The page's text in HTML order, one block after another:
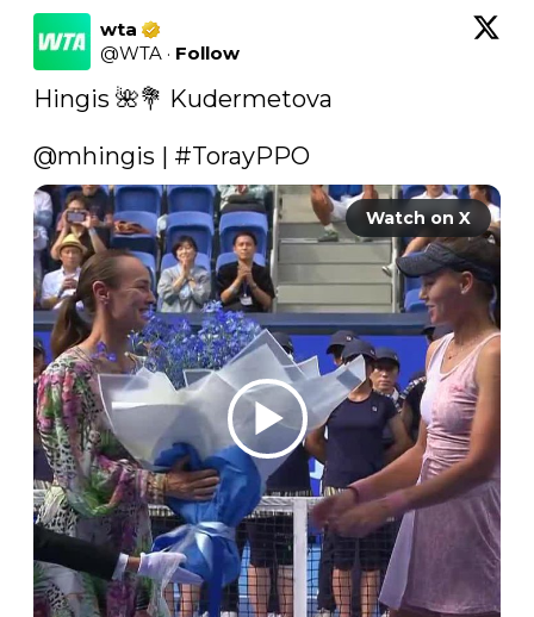
wta
@WTA · Follow
Hingis 🌺💐 Kudermetova
@mhingis | #TorayPPO
Watch on X